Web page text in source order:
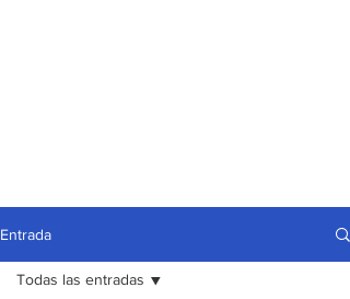
Entrada
Todas las entradas